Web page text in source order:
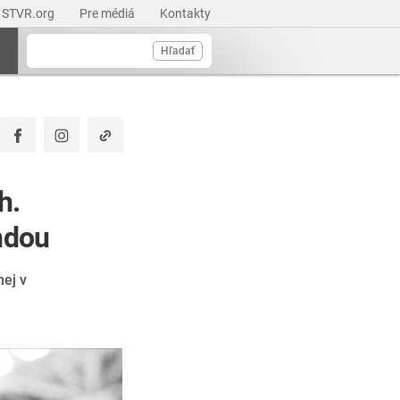
STVR.org Pre médiá Kontakty
Hľadať
v